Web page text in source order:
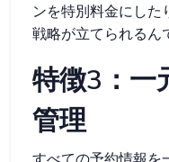
ンを特別料金にした
戦略が立てられるん
特徴3：一
管理